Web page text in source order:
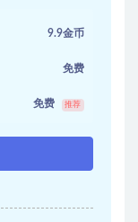
9.9金币
免费
免费 推荐